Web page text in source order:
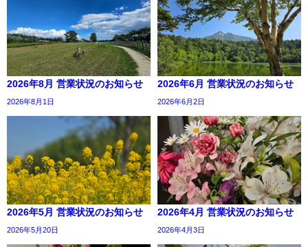
2026年8月 営業状況のお知らせ
2026年8月1日
2026年6月 営業状況のお知らせ
2026年6月2日
2026年5月 営業状況のお知らせ
2026年5月20日
2026年4月 営業状況のお知らせ
2026年4月3日